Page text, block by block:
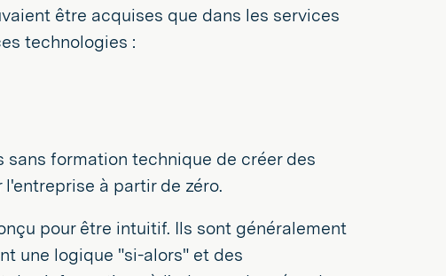
être acquises que dans les services
technologies :
formation technique de créer des
à partir de zéro.
pour être intuitif. Ils sont généralement
une logique "si-alors" et des